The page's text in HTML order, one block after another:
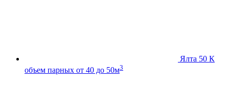
Ялта 50 К
объем парных от 40 до 50м3